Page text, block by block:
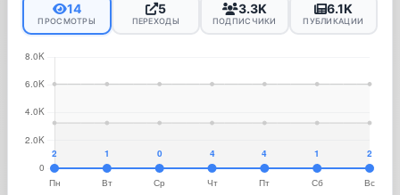
14
ПРОСМОТРЫ
5
ПЕРЕХОДЫ
3.3K
ПОДПИСЧИКИ
6.1K
ПУБЛИКАЦИИ